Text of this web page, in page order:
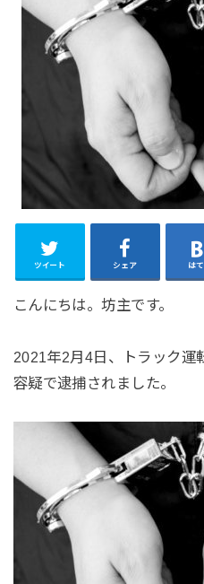
ツイート シェア は
こんにちは。坊主です。
2021年2月4日、トラック運
容疑で逮捕されました。